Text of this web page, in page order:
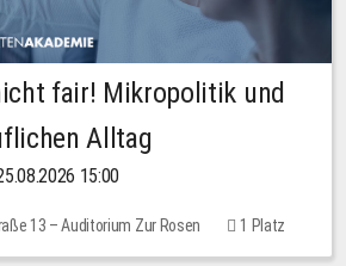
fair! Mikropolitik und
Alltag
15:00
13 – Auditorium Zur Rosen
1 Platz